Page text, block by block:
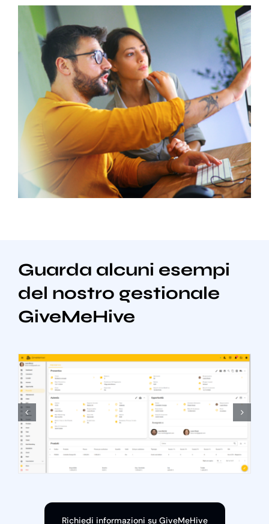
Guarda alcuni esempi
del nostro gestionale
GiveMeHive
Richiedi informazioni su GiveMeHive